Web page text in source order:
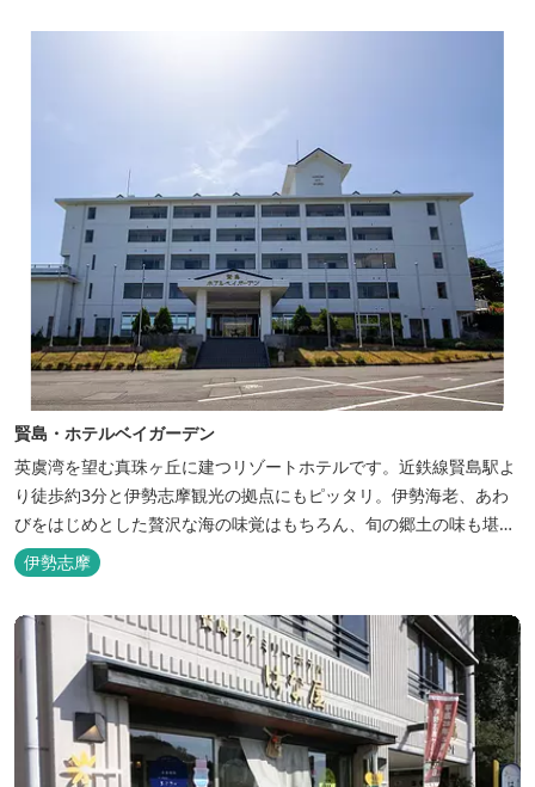
賢島・ホテルベイガーデン
英虞湾を望む真珠ヶ丘に建つリゾートホテルです。近鉄線賢島駅よ
り徒歩約3分と伊勢志摩観光の拠点にもピッタリ。伊勢海老、あわ
びをはじめとした贅沢な海の味覚はもちろん、旬の郷土の味も堪能
できます。
伊勢志摩